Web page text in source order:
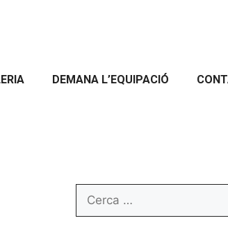
DEMANA L’EQUIPACIÓ